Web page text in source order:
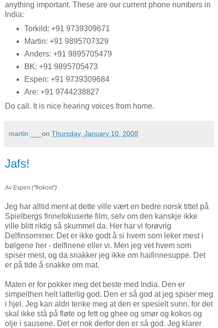
anything important. These are our current phone numbers in
India:
Torkild: +91 9739309671
Martin: +91 9895707329
Anders: +91 9895705479
BK: +91 9895705473
Espen: +91 9739309684
Are: +91 9744238827
Do call. It is nice hearing voices from home.
martin ___on Thursday, January 10, 2008
Jafs!
Av Espen ("frokost")
Jeg har alltid ment at dette ville vært en bedre norsk tittel på
Spielbergs finnefokuserte film, selv om den kanskje ikke
ville blitt riktig så skummel da. Her har vi forøvrig
Delfinsommer. Det er ikke godt å si hvem som leker mest i
bølgene her - delfinene eller vi. Men jeg vet hvem som
spiser mest, og da snakker jeg ikke om haifinnesuppe. Det
er på tide å snakke om mat.
Maten er for pokker meg det beste med India. Den er
simpelthen helt latterlig god. Den er så god at jeg spiser meg
i hjel. Jeg kan aldri tenke meg at den er spesielt sunn, for det
skal ikke stå på fløte og fett og ghee og smør og kokos og
olje i sausene. Det er nok derfor den er så god. Jeg klarer